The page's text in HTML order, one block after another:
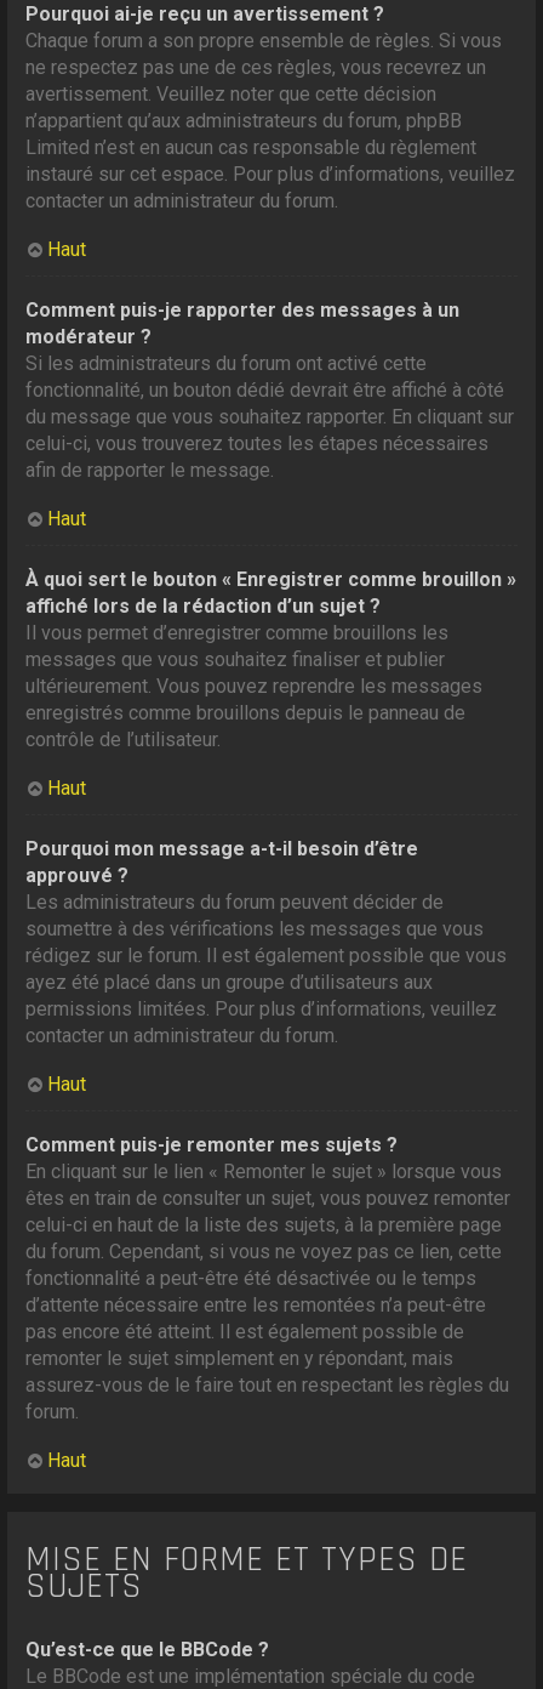
Pourquoi ai-je reçu un avertissement ?
Chaque forum a son propre ensemble de règles. Si vous
ne respectez pas une de ces règles, vous recevrez un
avertissement. Veuillez noter que cette décision
n’appartient qu’aux administrateurs du forum, phpBB
Limited n’est en aucun cas responsable du règlement
instauré sur cet espace. Pour plus d’informations, veuillez
contacter un administrateur du forum.
Haut
Comment puis-je rapporter des messages à un
modérateur ?
Si les administrateurs du forum ont activé cette
fonctionnalité, un bouton dédié devrait être affiché à côté
du message que vous souhaitez rapporter. En cliquant sur
celui-ci, vous trouverez toutes les étapes nécessaires
afin de rapporter le message.
Haut
À quoi sert le bouton « Enregistrer comme brouillon »
affiché lors de la rédaction d’un sujet ?
Il vous permet d’enregistrer comme brouillons les
messages que vous souhaitez finaliser et publier
ultérieurement. Vous pouvez reprendre les messages
enregistrés comme brouillons depuis le panneau de
contrôle de l’utilisateur.
Haut
Pourquoi mon message a-t-il besoin d’être
approuvé ?
Les administrateurs du forum peuvent décider de
soumettre à des vérifications les messages que vous
rédigez sur le forum. Il est également possible que vous
ayez été placé dans un groupe d’utilisateurs aux
permissions limitées. Pour plus d’informations, veuillez
contacter un administrateur du forum.
Haut
Comment puis-je remonter mes sujets ?
En cliquant sur le lien « Remonter le sujet » lorsque vous
êtes en train de consulter un sujet, vous pouvez remonter
celui-ci en haut de la liste des sujets, à la première page
du forum. Cependant, si vous ne voyez pas ce lien, cette
fonctionnalité a peut-être été désactivée ou le temps
d’attente nécessaire entre les remontées n’a peut-être
pas encore été atteint. Il est également possible de
remonter le sujet simplement en y répondant, mais
assurez-vous de le faire tout en respectant les règles du
forum.
Haut
MISE EN FORME ET TYPES DE
SUJETS
Qu’est-ce que le BBCode ?
Le BBCode est une implémentation spéciale du code